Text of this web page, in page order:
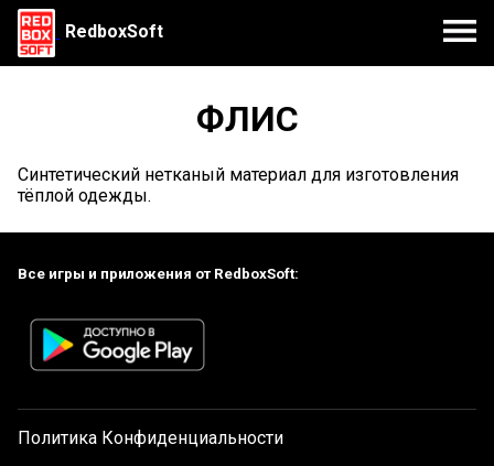
RedboxSoft
ФЛИС
Синтетический нетканый материал для изготовления
тёплой одежды.
Все игры и приложения от RedboxSoft:
Политика Конфиденциальности